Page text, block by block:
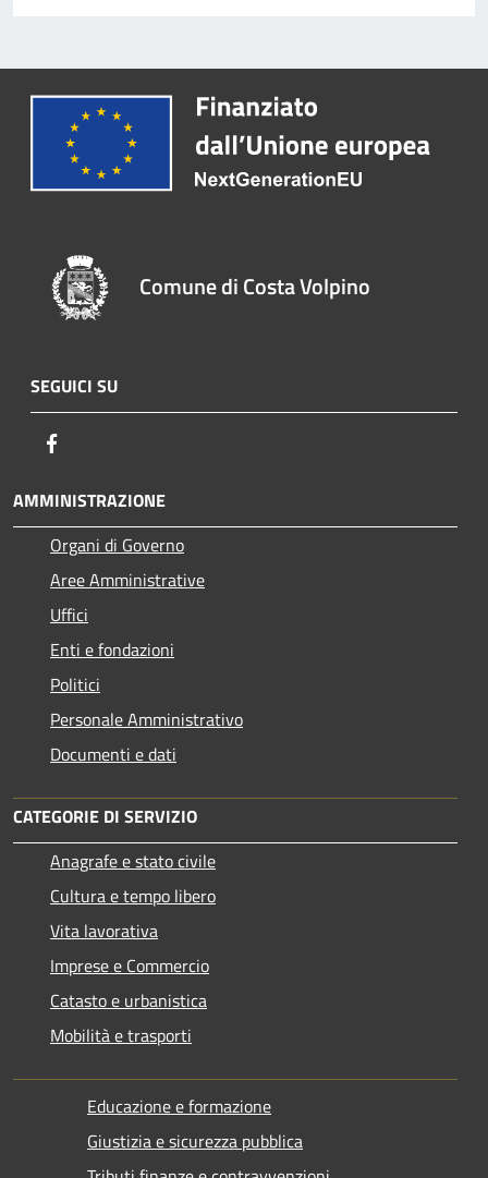
Comune di Costa Volpino
SEGUICI SU
AMMINISTRAZIONE
Organi di Governo
Aree Amministrative
Uffici
Enti e fondazioni
Politici
Personale Amministrativo
Documenti e dati
CATEGORIE DI SERVIZIO
Anagrafe e stato civile
Cultura e tempo libero
Vita lavorativa
Imprese e Commercio
Catasto e urbanistica
Mobilità e trasporti
Educazione e formazione
Giustizia e sicurezza pubblica